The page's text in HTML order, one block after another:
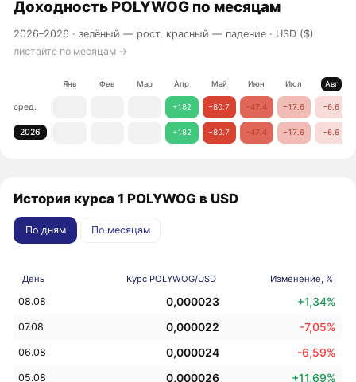
Доходность POLYWOG по месяцам
2026–2026 ·зелёный — рост, красный — падение · USD ($)
листайте по месяцам →
Янв Фев Мар Апр Май Июн Июл Авг
сред. +182 −80.7 −47.4 −17.6 −6.6
2026 +182 −80.7 −47.4 −17.6 −6.6
История курса 1 POLYWOG в USD
По дням По месяцам
День Курс POLYWOG/USD Изменение, %
08.08 0,000023 +1,34%
07.08 0,000022 -7,05%
06.08 0,000024 -6,59%
05.08 0,000026 +11,69%